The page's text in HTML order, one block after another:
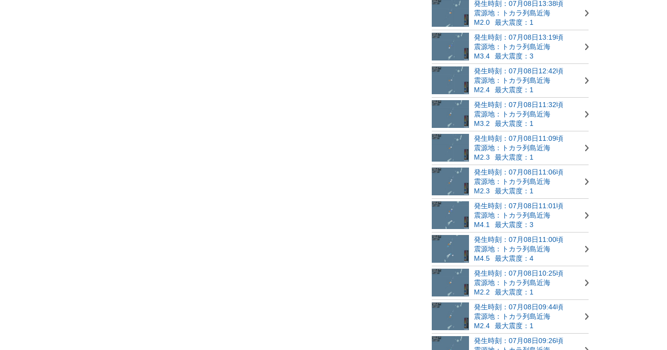
発生時刻：07月08日13:38頃
震源地：トカラ列島近海
M2.0
最大震度：1
発生時刻：07月08日13:19頃
震源地：トカラ列島近海
M3.4
最大震度：3
発生時刻：07月08日12:42頃
震源地：トカラ列島近海
M2.4
最大震度：1
発生時刻：07月08日11:32頃
震源地：トカラ列島近海
M3.2
最大震度：1
発生時刻：07月08日11:09頃
震源地：トカラ列島近海
M2.3
最大震度：1
発生時刻：07月08日11:06頃
震源地：トカラ列島近海
M2.3
最大震度：1
発生時刻：07月08日11:01頃
震源地：トカラ列島近海
M4.1
最大震度：3
発生時刻：07月08日11:00頃
震源地：トカラ列島近海
M4.5
最大震度：4
発生時刻：07月08日10:25頃
震源地：トカラ列島近海
M2.2
最大震度：1
発生時刻：07月08日09:44頃
震源地：トカラ列島近海
M2.4
最大震度：1
発生時刻：07月08日09:26頃